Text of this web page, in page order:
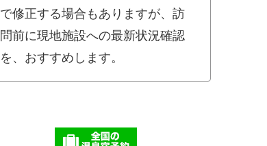
で修正する場合もありますが、訪
問前に現地施設への最新状況確認
を、おすすめします。